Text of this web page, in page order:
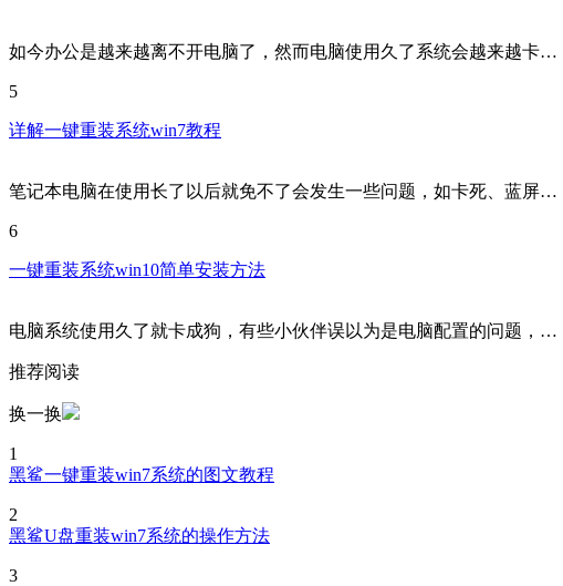
如今办公是越来越离不开电脑了，然而电脑使用久了系统会越来越卡…
5
详解一键重装系统win7教程
笔记本电脑在使用长了以后就免不了会发生一些问题，如卡死、蓝屏…
6
一键重装系统win10简单安装方法
电脑系统使用久了就卡成狗，有些小伙伴误以为是电脑配置的问题，…
推荐阅读
换一换
1
黑鲨一键重装win7系统的图文教程
2
黑鲨U盘重装win7系统的操作方法
3